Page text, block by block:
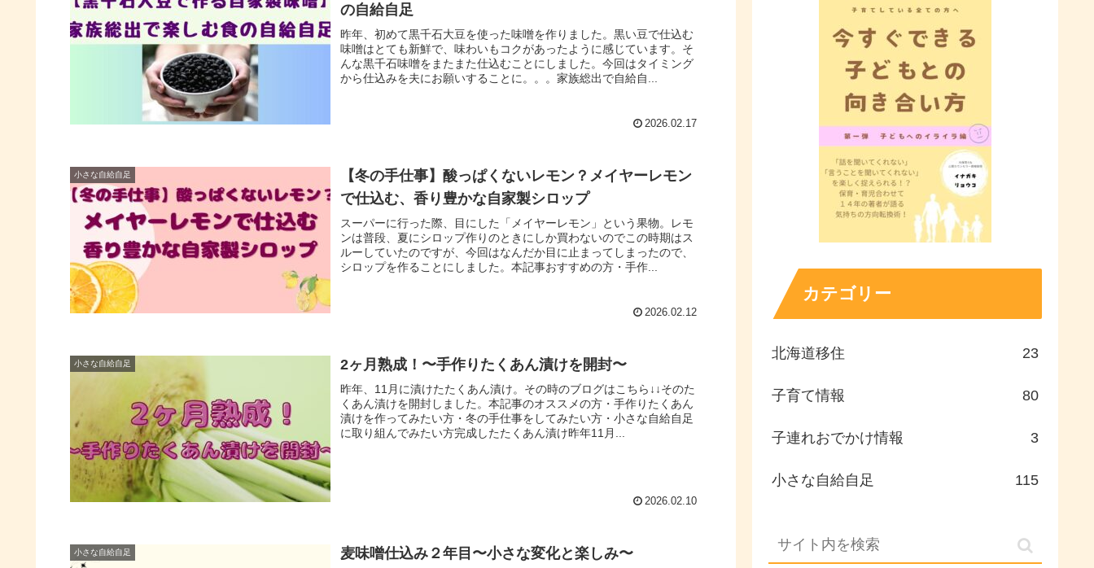
の自給自足
昨年、初めて黒千石大豆を使った味噌を作りました。黒い豆で仕込む
味噌はとても新鮮で、味わいもコクがあったように感じています。そ
んな黒千石味噌をまたまた仕込むことにしました。今回はタイミング
から仕込みを夫にお願いすることに。。。家族総出で自給自...
2026.02.17
小さな自給自足
【冬の手仕事】酸っぱくないレモン？メイヤーレモン
で仕込む、香り豊かな自家製シロップ
スーパーに行った際、目にした「メイヤーレモン」という果物。レモ
ンは普段、夏にシロップ作りのときにしか買わないのでこの時期はス
ルーしていたのですが、今回はなんだか目に止まってしまったので、
シロップを作ることにしました。本記事おすすめの方・手作...
2026.02.12
小さな自給自足 2ヶ月熟成！〜手作りたくあん漬けを開封〜
昨年、11月に漬けたたくあん漬け。その時のブログはこちら↓↓そのた
くあん漬けを開封しました。本記事のオススメの方・手作りたくあん
漬けを作ってみたい方・冬の手仕事をしてみたい方・小さな自給自足
に取り組んでみたい方完成したたくあん漬け昨年11月...
2026.02.10
小さな自給自足 麦味噌仕込み２年目〜小さな変化と楽しみ〜
カテゴリー
北海道移住 23
子育て情報 80
子連れおでかけ情報 3
小さな自給自足 115